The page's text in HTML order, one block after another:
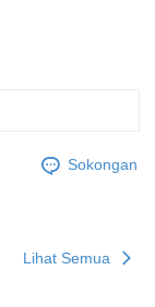
Sokongan
Lihat Semua